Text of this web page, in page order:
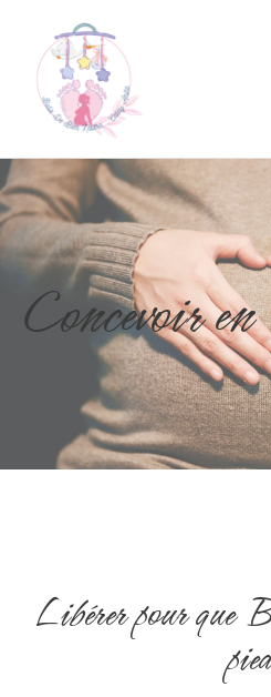
Concevoir
Libérer pour que
pied